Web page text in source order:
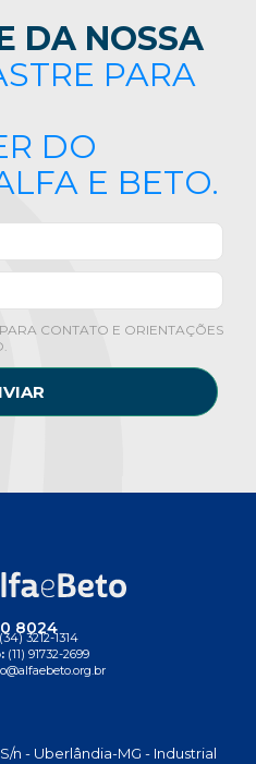
DA NOSSA
PARA
DO
E BETO.
CONTATO E ORIENTAÇÕES
8024
(34) 3212-1314
(11) 91732-2699
n - Uberlândia-MG - Industrial